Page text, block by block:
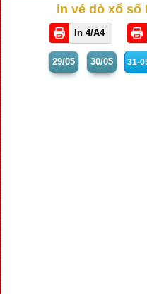
in vé dò xổ số
In 4/A4
29/05 30/05